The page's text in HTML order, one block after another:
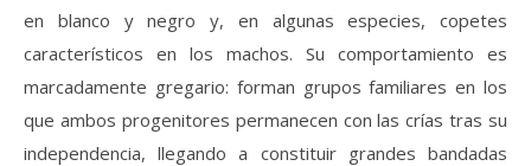
en blanco y negro y, en algunas especies, copetes
característicos en los machos. Su comportamiento es
marcadamente gregario: forman grupos familiares en los
que ambos progenitores permanecen con las crías tras su
independencia, llegando a constituir grandes bandadas